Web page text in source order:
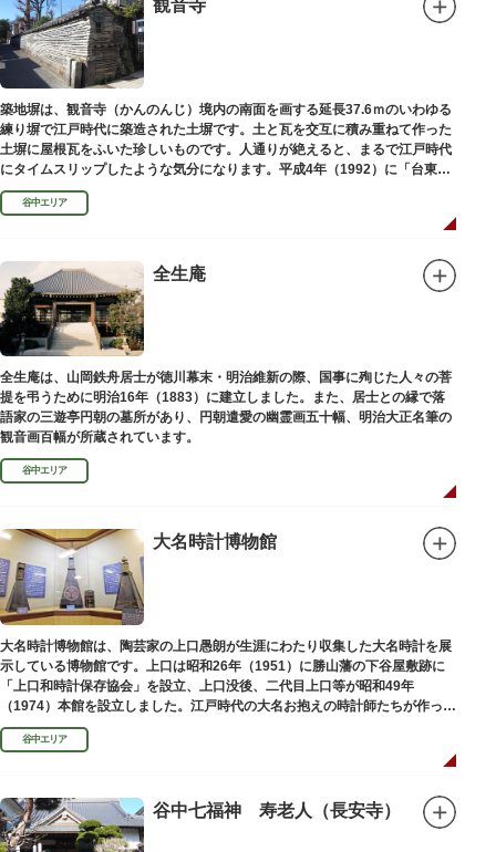
観音寺
築地塀は、観音寺（かんのんじ）境内の南面を画する延長37.6ｍのいわゆる
練り塀で江戸時代に築造された土塀です。土と瓦を交互に積み重ねて作った
土塀に屋根瓦をふいた珍しいものです。人通りが絶えると、まるで江戸時代
にタイムスリップしたような気分になります。平成4年（1992）に「台東区
まちかど賞」を受賞しました。
谷中エリア
全生庵
全生庵は、山岡鉄舟居士が徳川幕末・明治維新の際、国事に殉じた人々の菩
提を弔うために明治16年（1883）に建立しました。また、居士との縁で落
語家の三遊亭円朝の墓所があり、円朝遣愛の幽霊画五十幅、明治大正名筆の
観音画百幅が所蔵されています。
谷中エリア
大名時計博物館
大名時計博物館は、陶芸家の上口愚朗が生涯にわたり収集した大名時計を展
示している博物館です。上口は昭和26年（1951）に勝山藩の下谷屋敷跡に
「上口和時計保存協会」を設立、上口没後、二代目上口等が昭和49年
（1974）本館を設立しました。江戸時代の大名お抱えの時計師たちが作った
櫓時計、台時計、枕時計などが並びます。
谷中エリア
谷中七福神 寿老人（長安寺）